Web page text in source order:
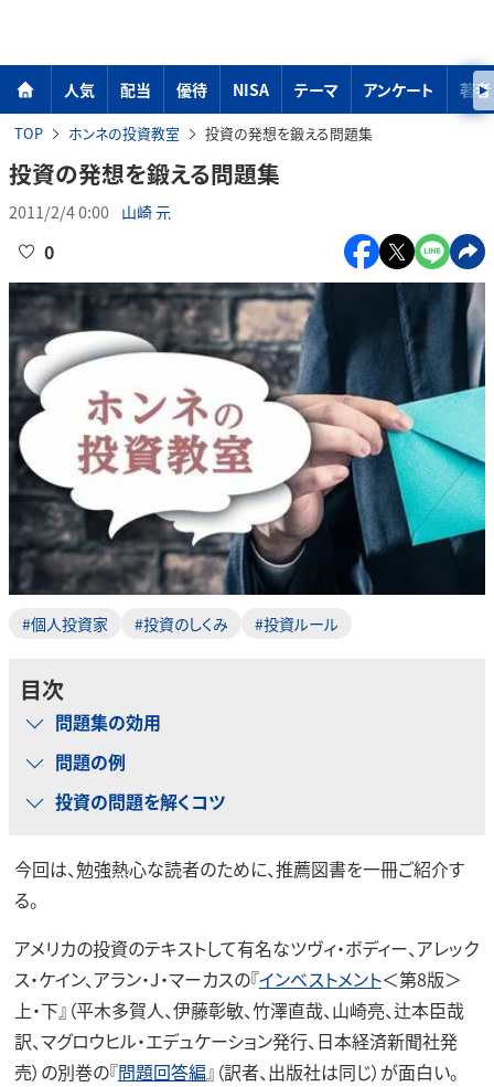
人気 配当 優待 NISA テーマ アンケート 著者
TOP ホンネの投資教室 投資の発想を鍛える問題集
投資の発想を鍛える問題集
2011/2/4 0:00 山崎 元
0
#個人投資家 #投資のしくみ #投資ルール
目次
問題集の効用
問題の例
投資の問題を解くコツ
今回は、勉強熱心な読者のために、推薦図書を一冊ご紹介す
る。
アメリカの投資のテキストして有名なツヴィ・ボディー、アレック
ス・ケイン、アラン・J・マーカスの『インベストメント＜第8版＞
上・下』（平木多賀人、伊藤彰敏、竹澤直哉、山崎亮、辻本臣哉
訳、マグロウヒル・エデュケーション発行、日本経済新聞社発
売）の別巻の『問題回答編』（訳者、出版社は同じ）が面白い。